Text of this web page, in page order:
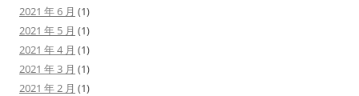
2021 年 6 月 (1)
2021 年 5 月 (1)
2021 年 4 月 (1)
2021 年 3 月 (1)
2021 年 2 月 (1)